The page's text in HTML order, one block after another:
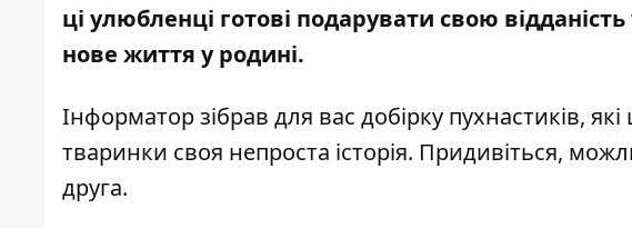
ці улюбленці готові подарувати свою
нове життя у родині.
Інформатор зібрав для вас добірку пухнастиків,
тваринки своя непроста історія. Придивіться,
друга.